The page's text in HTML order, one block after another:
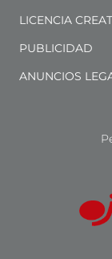
LICENCIA
PUBLICIDAD
ANUNCIOS